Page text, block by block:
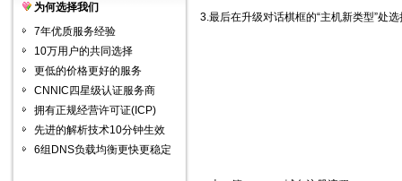
为何选择我们
7年优质服务经验
10万用户的共同选择
更低的价格更好的服务
CNNIC四星级认证服务商
拥有正规经营许可证(ICP)
先进的解析技术10分钟生效
6组DNS负载均衡更快更稳定
3.最后在升级对话棋框的“主机新类型”处